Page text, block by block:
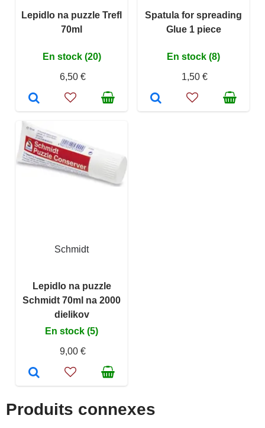
Lepidlo na puzzle Trefl
70ml
En stock (20)
6,50 €
Spatula for spreading
Glue 1 piece
En stock (8)
1,50 €
Schmidt
Lepidlo na puzzle
Schmidt 70ml na 2000
dielikov
En stock (5)
9,00 €
Produits connexes